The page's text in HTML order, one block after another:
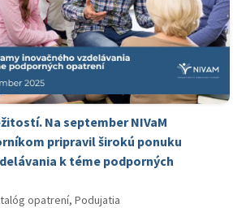
Na september NIVaM
pripravil širokú ponuku
k téme podporných
opatrení, Podujatia